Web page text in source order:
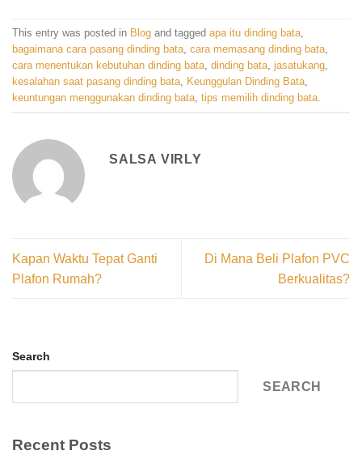
This entry was posted in Blog and tagged apa itu dinding bata
bagaimana cara pasang dinding bata cara memasang dinding bata
cara menentukan kebutuhan dinding bata dinding bata jasatukang
kesalahan saat pasang dinding bata Keunggulan Dinding Bata
keuntungan menggunakan dinding bata tips memilih dinding bata
SALSA VIRLY
Kapan Waktu Tepat Ganti
Plafon Rumah?
Di Mana Beli Plafon PVC
Berkualitas?
Search
SEARCH
Recent Posts